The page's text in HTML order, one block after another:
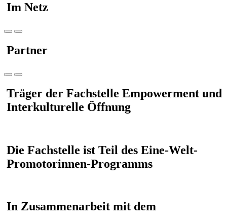
Im Netz
Partner
Träger der Fachstelle Empowerment und
Interkulturelle Öffnung
Die Fachstelle ist Teil des Eine-Welt-
Promotorinnen-Programms
In Zusammenarbeit mit dem